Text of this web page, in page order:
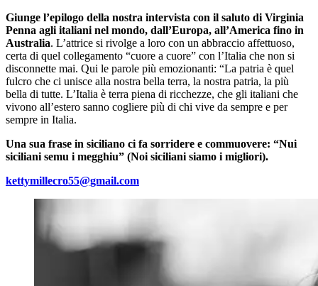
Giunge l’epilogo della nostra intervista con il saluto di Virginia
Penna agli italiani nel mondo, dall’Europa, all’America fino in
Australia. L’attrice si rivolge a loro con un abbraccio affettuoso,
certa di quel collegamento “cuore a cuore” con l’Italia che non si
disconnette mai. Qui le parole più emozionanti: “La patria è quel
fulcro che ci unisce alla nostra bella terra, la nostra patria, la più
bella di tutte. L’Italia è terra piena di ricchezze, che gli italiani che
vivono all’estero sanno cogliere più di chi vive da sempre e per
sempre in Italia.
Una sua frase in siciliano ci fa sorridere e commuovere: “Nui
siciliani semu i megghiu” (Noi siciliani siamo i migliori).
kettymillecro55@gmail.com